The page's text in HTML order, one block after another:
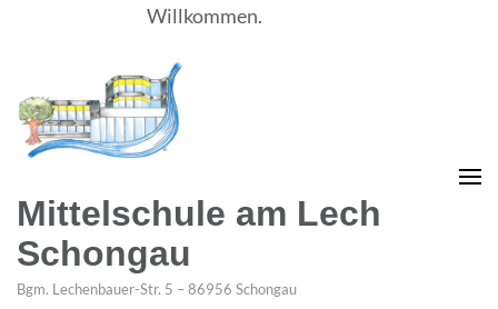
Willkommen.
Mittelschule am Lech
Schongau
Bgm. Lechenbauer-Str. 5 – 86956 Schongau